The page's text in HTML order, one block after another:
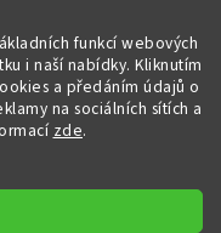
funkcí webových
i naší nabídky. Kliknutím
a předáním údajů o
na sociálních sítích a
zde.